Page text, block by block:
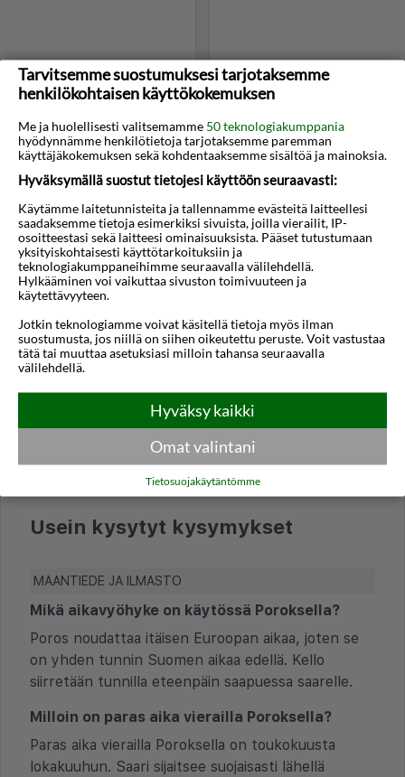
Skiatos Skyros
Syros Thassos
Zakynthos
Usein kysytyt kysymykset
MAANTIEDE JA ILMASTO
Mikä aikavyöhyke on käytössä Poroksella?
Poros noudattaa itäisen Euroopan aikaa, joten se
on yhden tunnin Suomen aikaa edellä. Kello
siirretään tunnilla eteenpäin saapuessa saarelle.
Milloin on paras aika vierailla Poroksella?
Paras aika vierailla Poroksella on toukokuusta
lokakuuhun. Saari sijaitsee suojaisasti lähellä
Tarvitsemme suostumuksesi tarjotaksemme
henkilökohtaisen käyttökokemuksen
Me ja huolellisesti valitsemamme 50 teknologiakumppania
hyödynnämme henkilötietoja tarjotaksemme paremman
käyttäjäkokemuksen sekä kohdentaaksemme sisältöä ja mainoksia.
Hyväksymällä suostut tietojesi käyttöön seuraavasti:
Käytämme laitetunnisteita ja tallennamme evästeitä laitteellesi
saadaksemme tietoja esimerkiksi sivuista, joilla vierailit, IP-
osoitteestasi sekä laitteesi ominaisuuksista. Pääset tutustumaan
yksityiskohtaisesti käyttötarkoituksiin ja
teknologiakumppaneihimme seuraavalla välilehdellä.
Hylkääminen voi vaikuttaa sivuston toimivuuteen ja
käytettävyyteen.
Jotkin teknologiamme voivat käsitellä tietoja myös ilman
suostumusta, jos niillä on siihen oikeutettu peruste. Voit vastustaa
tätä tai muuttaa asetuksiasi milloin tahansa seuraavalla
välilehdellä.
Hyväksy kaikki
Omat valintani
Tietosuojakäytäntömme